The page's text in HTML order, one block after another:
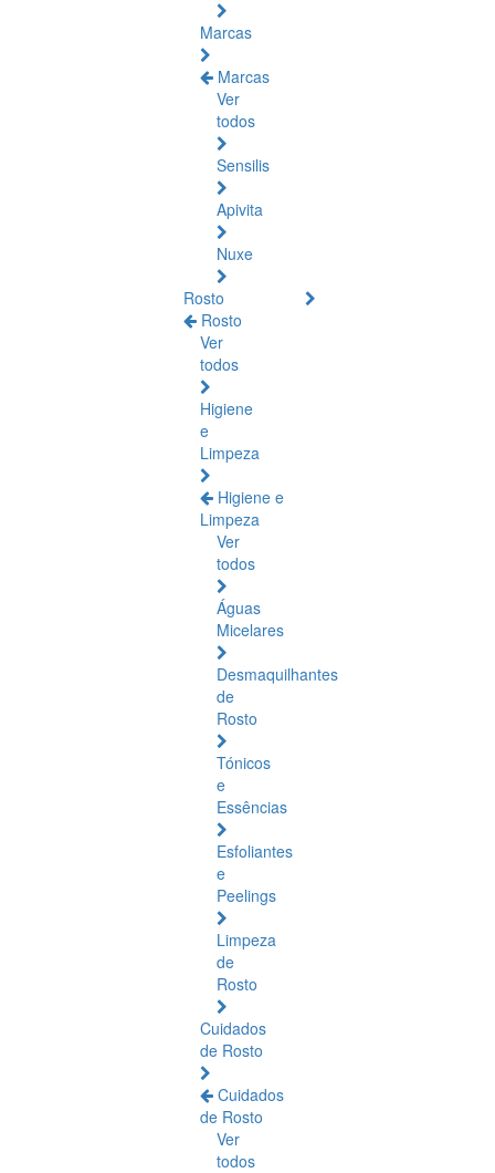
Marcas
Marcas
Ver
todos
Sensilis
Apivita
Nuxe
Rosto
Rosto
Ver
todos
Higiene
e
Limpeza
Higiene e
Limpeza
Ver
todos
Águas
Micelares
Desmaquilhantes
de
Rosto
Tónicos
e
Essências
Esfoliantes
e
Peelings
Limpeza
de
Rosto
Cuidados
de Rosto
Cuidados
de Rosto
Ver
todos